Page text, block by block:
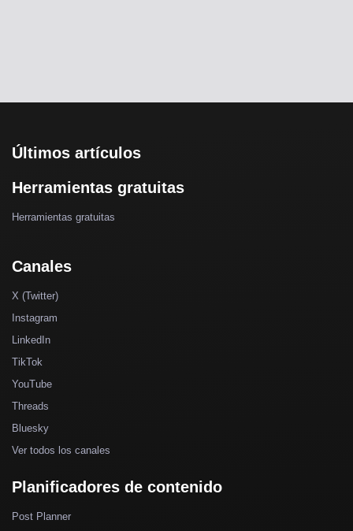
Últimos artículos
Herramientas gratuitas
Herramientas gratuitas
Canales
X (Twitter)
Instagram
LinkedIn
TikTok
YouTube
Threads
Bluesky
Ver todos los canales
Planificadores de contenido
Post Planner